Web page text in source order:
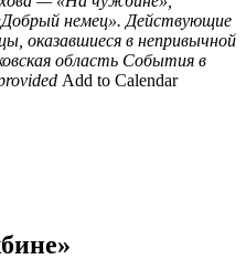
немец». Действующие
оказавшиеся в непривычной
область События в
Add to Calendar